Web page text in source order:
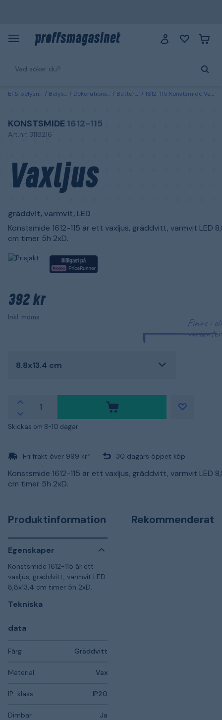
El & belysning Belysning Dekorationsbelysning Batteridrivna ljus 1612-115 Konstsmide Vaxljus gräddvit, varmvit, LED 8.8x13.4 cm
KONSTSMIDE 1612-115
Art.nr: 3118216
Vaxljus
gräddvit, varmvit, LED
Konstsmide 1612-115 är ett vaxljus, gräddvitt, varmvit LED
cm timer 5h 2xD.
392 kr
Inkl. moms
Finns i
varianter
8.8x13.4 cm
Skickas om 8-10 dagar
Fri frakt över 999 kr* 30 dagars öppet köp
Konstsmide 1612-115 är ett vaxljus, gräddvitt, varmvit LED
cm timer 5h 2xD.
Produktinformation
Egenskaper
Konstsmide 1612-115 är ett
vaxljus, gräddvitt, varmvit LED
8,8x13,4 cm timer 5h 2xD.
Tekniska
data
Färg Gräddvitt
Material Vax
IP-klass IP20
Dimbar Ja
Rekommenderat